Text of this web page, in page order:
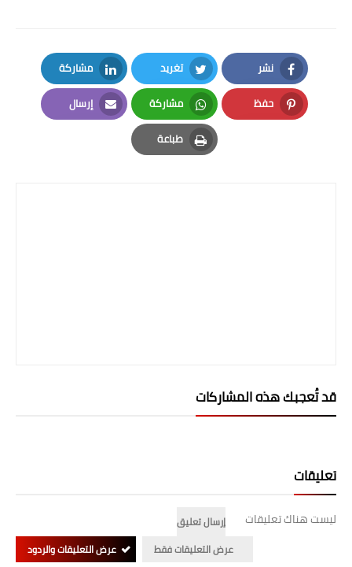
المرحلة الابتدائية
المرحلة المتوسطة
المرحلة الاعدادية
نشر
Facebook
تغريد
Twitter
مشاركة
LinkedIn
حفظ
Pinterest
مشاركة
Whatsapp
إرسال
Email
طباعة
Print
قد تُعجبك هذه المشاركات
تعليقات
ليست هناك تعليقات
إرسال تعليق
عرض التعليقات فقط
عرض التعليقات والردود